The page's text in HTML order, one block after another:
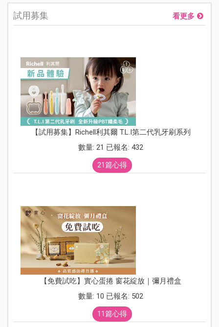
試用募集 看更多
【試用募集】Richell利其爾 T.L.I第二代乳牙刷系列
數量: 21 已報名: 432
21篇心得
【免費試吃】實心蛋捲 窗花綻放｜彌月禮盒
數量: 10 已報名: 502
11篇心得